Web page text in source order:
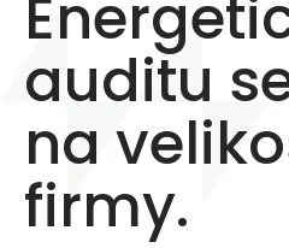
auditu
na
firmy.